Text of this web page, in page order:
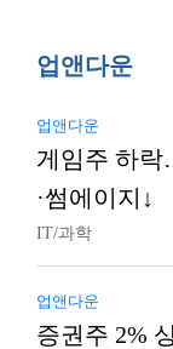
업앤다운
업앤다운
게임주 하
·썸에이지↓
IT/과학
업앤다운
증권주 2%